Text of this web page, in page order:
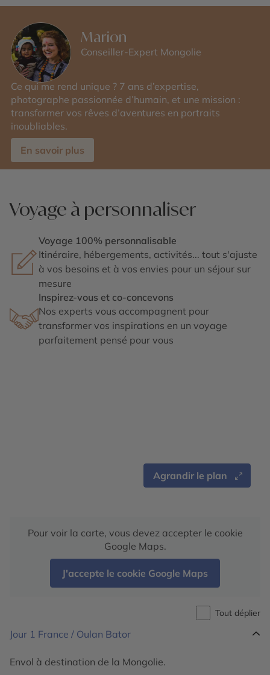
Marion
Conseiller-Expert Mongolie
Ce qui me rend unique ? 7 ans d’expertise,
photographe passionnée d’humain, et une mission :
transformer vos rêves d’aventures en portraits
inoubliables.
En savoir plus
Voyage à personnaliser
Voyage 100% personnalisable
Itinéraire, hébergements, activités... tout s'ajuste
à vos besoins et à vos envies pour un séjour sur
mesure
Inspirez-vous et co-concevons
Nos experts vous accompagnent pour
transformer vos inspirations en un voyage
parfaitement pensé pour vous
Agrandir le plan
Pour voir la carte, vous devez accepter le cookie
Google Maps.
J'accepte le cookie Google Maps
Tout déplier
Jour 1 France / Oulan Bator
Envol à destination de la Mongolie.